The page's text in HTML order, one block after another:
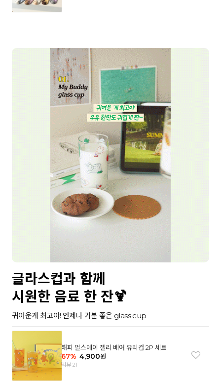
글라스컵과 함께
시원한 음료 한 잔🍹
귀여운게 최고야! 언제나 기분 좋은 glass cup
해피 벌스데이 젤리 베어 유리컵 2P 세트
67% 4,900원
리뷰 21